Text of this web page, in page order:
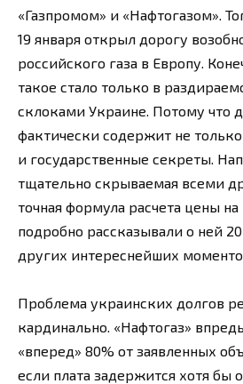
«Газпромом» и «Нафтогазом».
19 января открыл дорогу
российского газа в Европу.
такое стало только в
склоками Украине. Потому что
фактически содержит не
и государственные секреты.
тщательно скрываемая всеми
точная формула расчета цены на
подробно рассказывали о ней
других интереснейших
Проблема украинских долгов
кардинально. «Нафтогаз»
«вперед» 80% от заявленных
если плата задержится хотя